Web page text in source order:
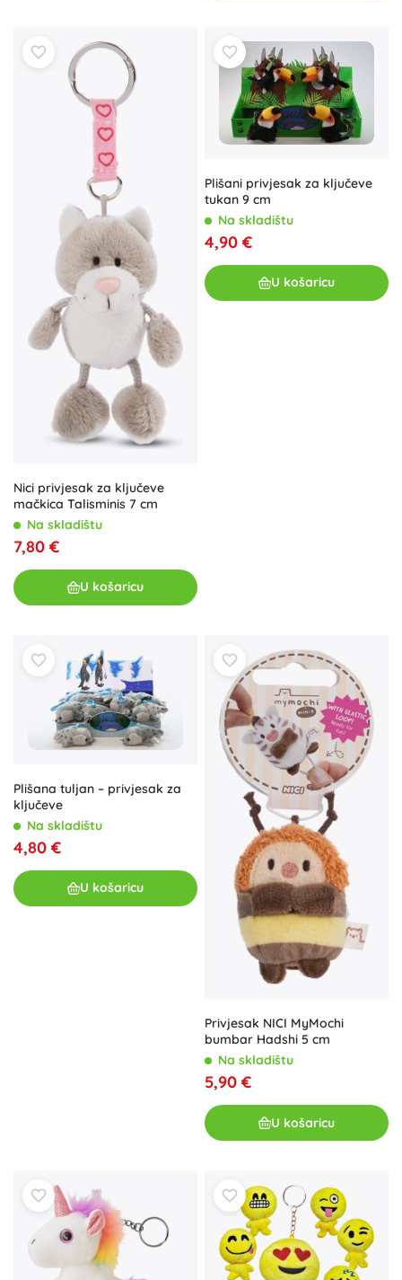
Nici privjesak za ključeve
mačkica Talisminis 7 cm
Na skladištu
7,80 €
U košaricu
Plišani privjesak za ključeve
tukan 9 cm
Na skladištu
4,90 €
U košaricu
Plišana tuljan – privjesak za
ključeve
Na skladištu
4,80 €
U košaricu
Privjesak NICI MyMochi
bumbar Hadshi 5 cm
Na skladištu
5,90 €
U košaricu